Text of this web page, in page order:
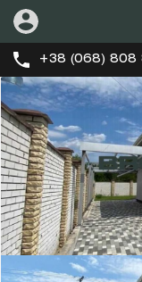
+38 (068) 808